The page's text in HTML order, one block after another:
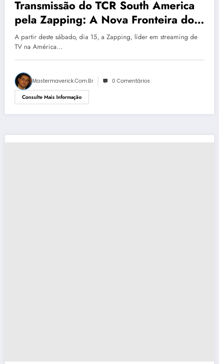
Transmissão do TCR South America
pela Zapping: A Nova Fronteira do
Automobilismo no Streaming
A partir deste sábado, dia 15, a Zapping, líder em streaming de
TV na América…
Mastermaverick.com.br 0 Comentários
Consulte Mais Informação